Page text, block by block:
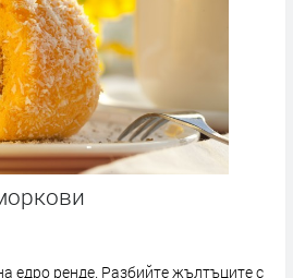
едро ренде. Разбийте жълтъците с